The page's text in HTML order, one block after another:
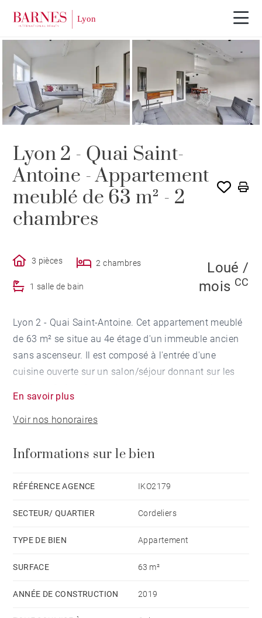
LOUÉ PAR BARNES
Lyon 2 - Quai Saint-
Antoine - Appartement
meublé de 63 m² - 2
chambres
3 pièces 2 chambres
1 salle de bain
Loué /
mois CC
Lyon 2 - Quai Saint-Antoine. Cet appartement meublé
de 63 m² se situe au 4e étage d'un immeuble ancien
sans ascenseur. Il est composé à l'entrée d'une
cuisine ouverte sur un salon/séjour donnant sur les
chambre/bureau et d'une deuxième chambre en
mezzanine.
complètent ce bien.
En savoir plus
Voir nos honoraires
Informations sur le bien
RÉFÉRENCE AGENCE IKO2179
SECTEUR/ QUARTIER Cordeliers
TYPE DE BIEN Appartement
SURFACE 63 m²
ANNÉE DE CONSTRUCTION 2019